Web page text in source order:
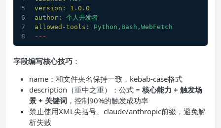
version:
1.0 .0
author:
个人开发者
allowed-tools:
Python,Bash,WebFetch
---
字段编写核心技巧 ：
name：和文件夹名保持一致，kebab-case格式
description（重中之重）：公式 = 核心能力 + 触发场
景 + 关键词 ，控制90%的触发成功率
禁止使用XML尖括号、claude/anthropic前缀，避免解
析失败